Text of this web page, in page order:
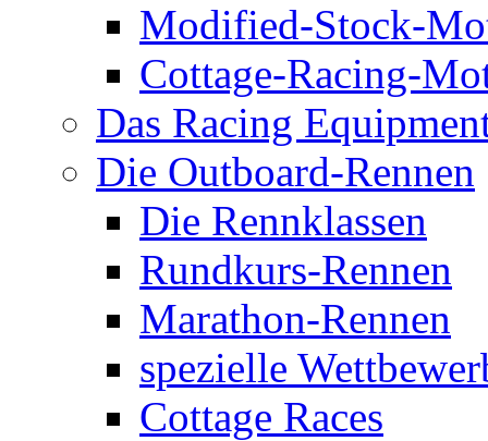
Modified-Stock-
Cottage-Racing-
Das Racing
Die Outboard-Rennen
Die Rennklassen
Rundkurs-Rennen
Marathon-Rennen
spezielle
Cottage Races